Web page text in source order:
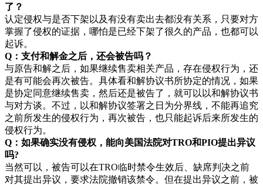
了？
认定侵权与是否下架以及有没有卖出去都没有关系，只要对方
掌握了侵权的证据，哪怕是已经下架了很久的产品，也都可以
起诉。
Q：支付和解金之后，还会被告吗？
与原告和解之后，如果继续售卖相关产品，存在侵权行为，还
是有可能会再次被告。具体看和解协议书所协定的情况，如果
是协定同意继续售卖，然后还是被告了，就可以以和解协议书
与对方谈。不过，以和解协议签署之日为分界线，不能再追究
之前所发生的侵权行为，再次被告，也只能起诉后来所发生的
侵权行为。
Q：如果确实没有侵权，能向美国法院对TRO和PIO提出异议
吗?
当然可以，被告可以在TRO临时禁令生效后、缺席判决之前
对其提出异议，要求法院撤销该禁令。但在提出异议之前，被